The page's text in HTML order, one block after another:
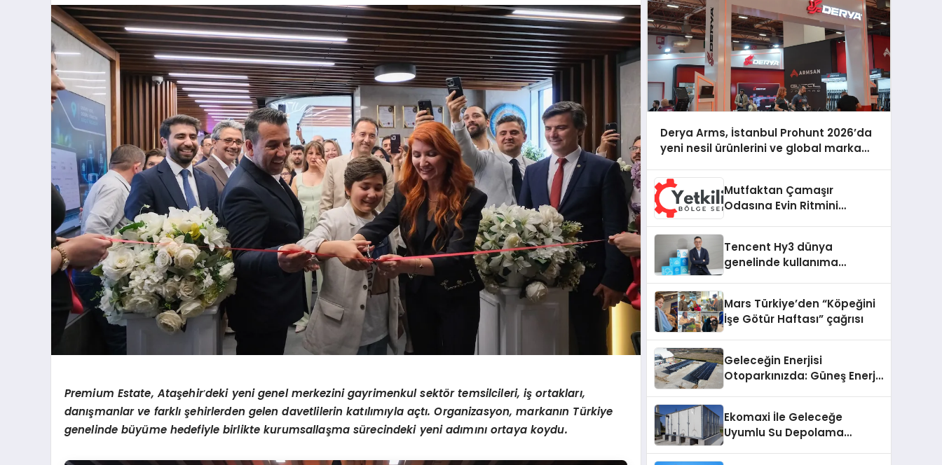
Premium Estate, Ataşehir’deki yeni genel merkezini gayrimenkul sektör temsilcileri, iş ortakları,
danışmanlar ve farklı şehirlerden gelen davetlilerin katılımıyla açtı. Organizasyon, markanın Türkiye
genelinde büyüme hedefiyle birlikte kurumsallaşma sürecindeki yeni adımını ortaya koydu.
Derya Arms, İstanbul Prohunt 2026’da
yeni nesil ürünlerini ve global marka
Mutfaktan Çamaşır
Odasına Evin Ritmini
Destek Deneyimi
Tencent Hy3 dünya
genelinde kullanıma
Mars Türkiye’den “Köpeğini
İşe Götür Haftası” çağrısı
Geleceğin Enerjisi
Otoparkınızda: Güneş Enerjili
Ekomaxi İle Geleceğe
Uyumlu Su Depolama